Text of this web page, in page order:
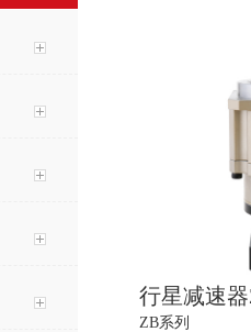
行星减速
ZB系列